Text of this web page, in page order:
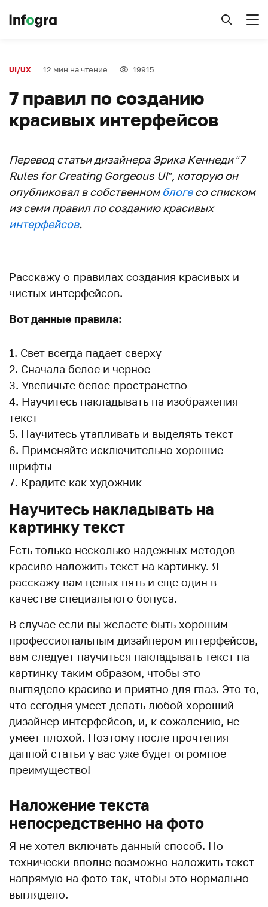
UI/UX 12 мин на чтение 19915
7 правил по созданию
красивых интерфейсов
Перевод статьи дизайнера Эрика Кеннеди “7
Rules for Creating Gorgeous UI”, которую он
опубликовал в собственном блогесо списком
из семи правил по созданию красивых
интерфейсов.
Расскажу о правилах создания красивых и
чистых интерфейсов.
Вот данные правила:
Свет всегда падает сверху
Сначала белое и черное
Увеличьте белое пространство
Научитесь накладывать на изображения
текст
Научитесь утапливать и выделять текст
Применяйте исключительно хорошие
шрифты
Крадите как художник
Научитесь накладывать на
картинку текст
Есть только несколько надежных методов
красиво наложить текст на картинку. Я
расскажу вам целых пять и еще один в
качестве специального бонуса.
В случае если вы желаете быть хорошим
профессиональным дизайнером интерфейсов,
вам следует научиться накладывать текст на
картинку таким образом, чтобы это
выглядело красиво и приятно для глаз. Это то,
что сегодня умеет делать любой хороший
дизайнер интерфейсов, и, к сожалению, не
умеет плохой. Поэтому после прочтения
данной статьи у вас уже будет огромное
преимущество!
Наложение текста
непосредственно на фото
Я не хотел включать данный способ. Но
технически вполне возможно наложить текст
напрямую на фото так, чтобы это нормально
выглядело.